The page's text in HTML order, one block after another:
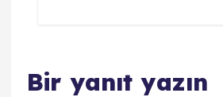
Bir yanıt yazın